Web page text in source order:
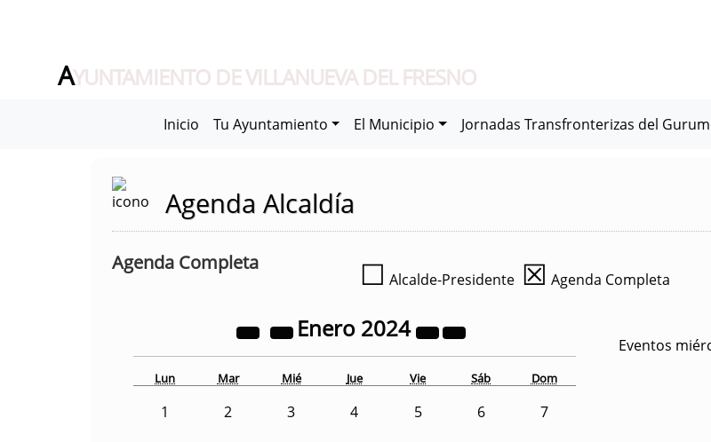
AYUNTAMIENTO DE VILLANUEVA DEL FRESNO
Inicio Tu Ayuntamiento El Municipio Jornadas Transfronterizas del
Agenda Alcaldía
Agenda Completa ☐ Alcalde-Presidente ☒ Agenda Completa
Enero 2024
Lun Mar Mié Jue Vie Sáb Dom
1 2 3 4 5 6 7
Eventos